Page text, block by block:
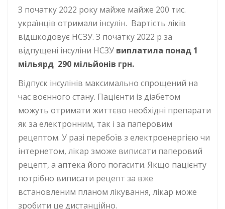
З початку 2022 року майже майже 200 тис.
українців отримали інсулін. Вартість ліків
відшкодовує НСЗУ. З початку 2022 р за
відпущені інсуліни НСЗУ виплатила понад 1
мільярд 290 мільйонів грн.
Відпуск інсулінів максимально спрощений на
час воєнного стану. Пацієнти із діабетом
можуть отримати життєво необхідні препарати
як за електронним, так і за паперовим
рецептом. У разі перебоїв з електроенергією чи
інтернетом, лікар зможе виписати паперовий
рецепт, а аптека його погасити. Якщо пацієнту
потрібно виписати рецепт за вже
встановленим планом лікування, лікар може
зробити це дистанційно.